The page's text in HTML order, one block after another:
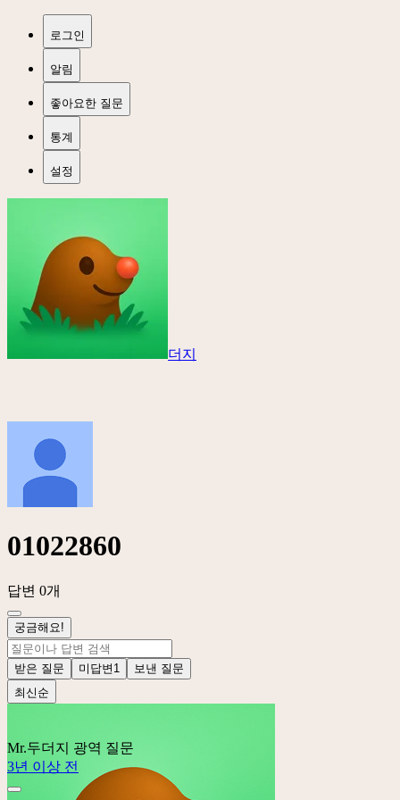
로그인
알림
좋아요한 질문
통계
설정
더지
01022860
답변 0개
궁금해요!
받은 질문 미답변 1
보낸 질문
최신순
Mr.두더지
광역 질문
3년 이상 전